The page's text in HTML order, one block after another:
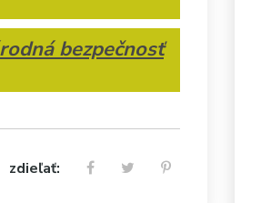
bezpečnosť
zdieľať: